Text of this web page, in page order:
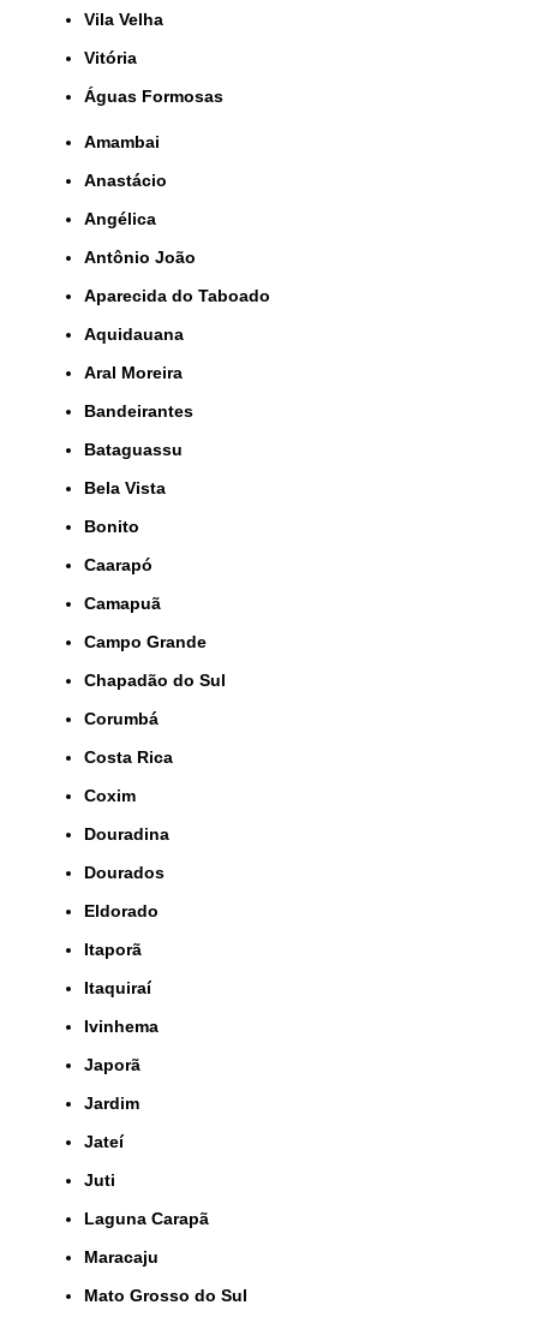
Vila Velha
Vitória
Águas Formosas
Amambai
Anastácio
Angélica
Antônio João
Aparecida do Taboado
Aquidauana
Aral Moreira
Bandeirantes
Bataguassu
Bela Vista
Bonito
Caarapó
Camapuã
Campo Grande
Chapadão do Sul
Corumbá
Costa Rica
Coxim
Douradina
Dourados
Eldorado
Itaporã
Itaquiraí
Ivinhema
Japorã
Jardim
Jateí
Juti
Laguna Carapã
Maracaju
Mato Grosso do Sul